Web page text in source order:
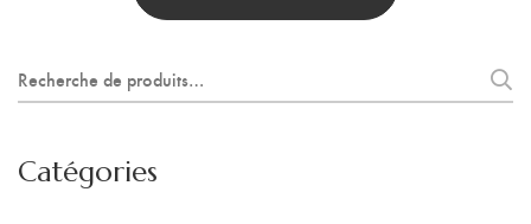
Recherche
pour :
Catégories